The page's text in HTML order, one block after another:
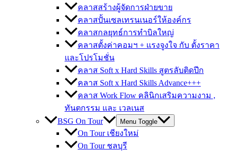
คลาสสร้างผู้จัดการฝ่ายขาย
คลาสปั้นเซลเทรนเนอร์ให้องค์กร
คลาสกลยุทธ์การทำบิลใหญ่
คลาสตั้งค่าคอมฯ + แรงจูงใจ กับ ตั้งราคา
และโปรโมชั่น
คลาส Soft x Hard Skills สูตรลับติดปีก
คลาส Soft x Hard Skills Advance+++
คลาส Work Flow คลินิกเสริมความงาม ,
ทันตกรรม และ เวลเนส
BSG On Tour
Menu Toggle
On Tour เชียงใหม่
On Tour ชลบุรี